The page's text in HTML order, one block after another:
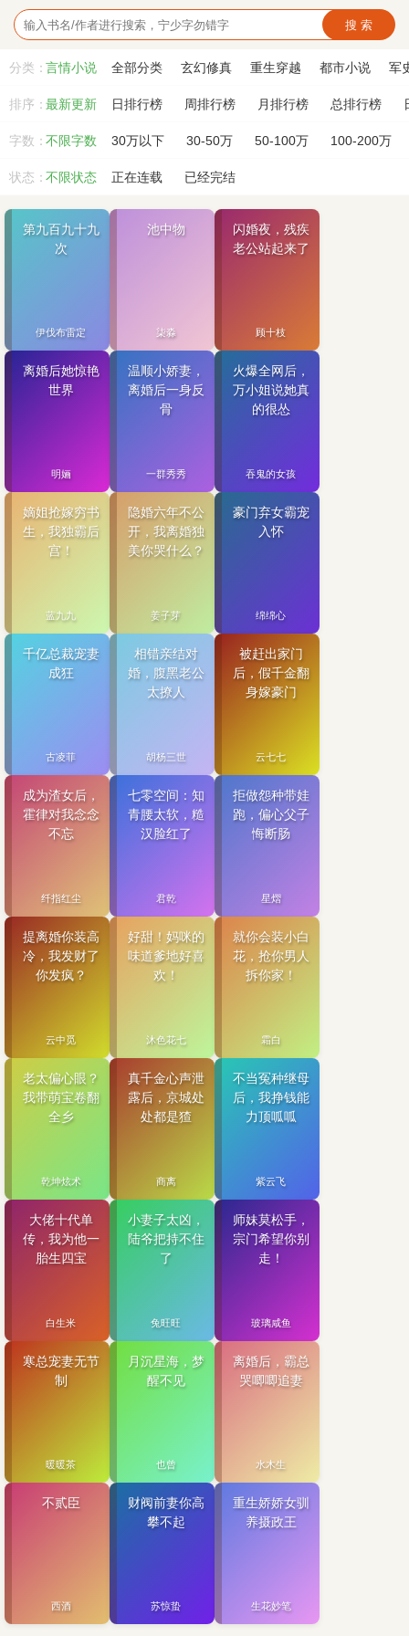
搜 索
分类： 全部分类 玄幻修真 重生穿越 都市小说 军
言情小说
排序： 日排行榜 周排行榜 月排行榜 总排行榜
最新更新
字数：不限字数 30万以下 30-50万 50-100万 100-200万
状态：不限状态 正在连载 已经完结
第九百九十九
次
伊伐布雷定
池中物
柒淼
闪婚夜，残疾
老公站起来了
顾十枝
离婚后她惊艳
世界
明婳
温顺小娇妻，
离婚后一身反
骨
一群秀秀
火爆全网后，
万小姐说她真
的很怂
吞鬼的女孩
嫡姐抢嫁穷书
生，我独霸后
宫！
蓝九九
隐婚六年不公
开，我离婚独
美你哭什么？
姜子芽
豪门弃女霸宠
入怀
绵绵心
千亿总裁宠妻
成狂
古凌菲
相错亲结对
婚，腹黑老公
太撩人
胡杨三世
被赶出家门
后，假千金翻
身嫁豪门
云七七
成为渣女后，
霍律对我念念
不忘
纤指红尘
七零空间：知
青腰太软，糙
汉脸红了
君乾
拒做怨种带娃
跑，偏心父子
悔断肠
星熠
提离婚你装高
冷，我发财了
你发疯？
云中觅
好甜！妈咪的
味道爹地好喜
欢！
沐色花七
就你会装小白
花，抢你男人
拆你家！
霜白
老太偏心眼？
我带萌宝卷翻
全乡
乾坤炫术
真千金心声泄
露后，京城处
处都是猹
商离
不当冤种继母
后，我挣钱能
力顶呱呱
紫云飞
大佬十代单
传，我为他一
胎生四宝
白生米
小妻子太凶，
陆爷把持不住
了
兔旺旺
师妹莫松手，
宗门希望你别
走！
玻璃咸鱼
寒总宠妻无节
制
暖暖茶
月沉星海，梦
醒不见
也曾
离婚后，霸总
哭唧唧追妻
水木生
不贰臣
西酒
财阀前妻你高
攀不起
苏惊蛰
重生娇娇女驯
养摄政王
生花妙笔